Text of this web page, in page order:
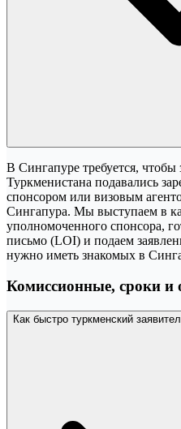
В Сингапуре требуется, чтобы
Туркменистана подавались
спонсором или визовым
Сингапура. Мы выступаем в
уполномоченного спонсора,
письмо (LOI) и подаем
нужно иметь знакомых в
Комиссионные, сроки
Как быстро туркменский